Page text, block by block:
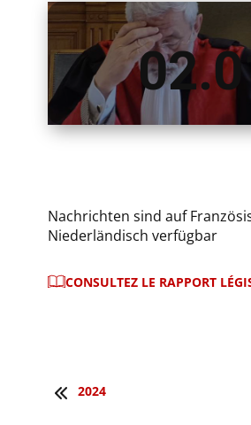
Nachrichten sind auf
Niederländisch verfügbar
CONSULTEZ LE RAPPORT
2024